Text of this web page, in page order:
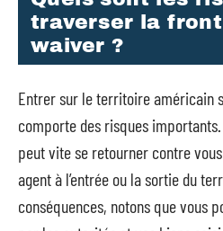
traverser la
waiver ?
Entrer sur le territoire américain
comporte des risques
peut vite se retourner contre
agent à l’entrée ou la sortie du
conséquences, notons que vous